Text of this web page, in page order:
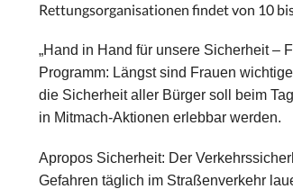
Rettungsorganisationen findet von 10
„Hand in Hand für unsere Sicherheit –
Programm: Längst sind Frauen
die Sicherheit aller Bürger soll beim
in Mitmach-Aktionen erlebbar werden.
Apropos Sicherheit: Der
Gefahren täglich im Straßenverkehr